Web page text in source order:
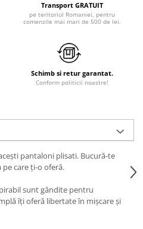
Transport GRATUIT
pe teritoriul Romaniei, pentru
comenzile mai mari de 500 de lei.
Schimb si retur garantat.
Conform politicii noastre!
pantaloni plisati. Bucură-te
pe care ți-o oferă.
sunt gândite pentru
îți oferă libertate în mișcare şi